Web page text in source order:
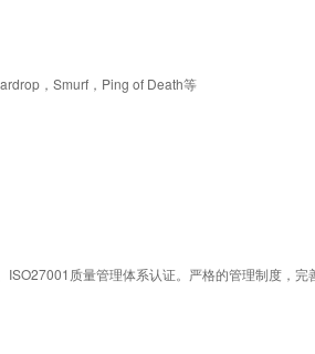
，Smurf，Ping of Death等
质量管理体系认证。严格的管理制度，